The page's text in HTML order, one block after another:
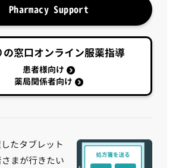
Pharmacy Support
の窓口オンライン服薬指導
患者様向け
薬局関係者向け
たタブレット
さまが行きたい